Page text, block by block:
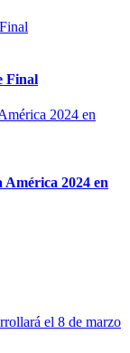
Final
América 2024 en